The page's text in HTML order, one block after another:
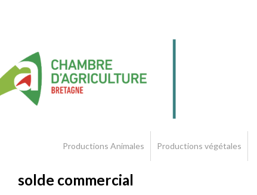
Productions Animales Productions végétales
solde commercial